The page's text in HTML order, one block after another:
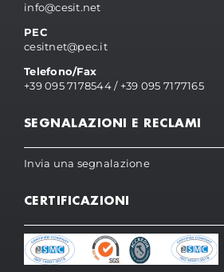
info@cesit.net
PEC
cesitnet@pec.it
Telefono/Fax
+39 095 7178544/ +39 095 7177165
SEGNALAZIONI E RECLAMI
Invia una segnalazione
CERTIFICAZIONI